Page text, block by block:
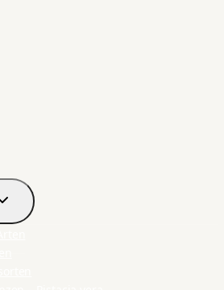
Untermenü
umschalten